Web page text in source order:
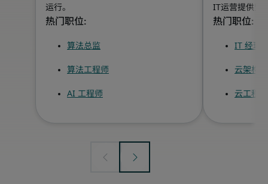
运行。
IT运营提供坚